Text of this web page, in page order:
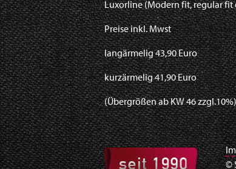
Luxorline (Modern fit, regular fit
Preise inkl. Mwst
langärmelig 43,90 Euro
kurzärmelig 41,90 Euro
(Übergrößen ab KW 46 zzgl.10%)
©